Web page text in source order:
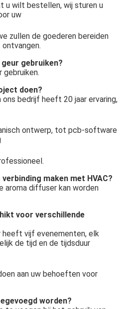
u wilt bestellen, wij sturen u
uw
zullen de goederen bereiden
geur gebruiken?
gebruiken.
doen?
ons bedrijf heeft 20 jaar ervaring,
ontwerp, tot pcb-software
maken met HVAC?
aroma diffuser kan worden
voor verschillende
heeft vijf evenementen, elk
de tijd en de tijdsduur
aan uw behoeften voor
worden?